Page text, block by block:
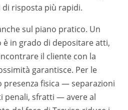
di risposta più rapidi.
sul piano pratico. Un
è in grado di depositare atti,
il cliente con la
garantisce. Per le
fisica — separazioni
penali, sfratti — avere al